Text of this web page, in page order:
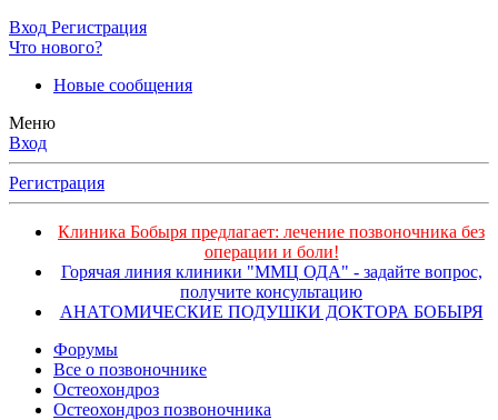
Вход Регистрация
Что нового?
Новые сообщения
Меню
Вход
Регистрация
Клиника Бобыря предлагает: лечение позвоночника без
операции и боли!
Горячая линия клиники "ММЦ ОДА" - задайте вопрос,
получите консультацию
АНАТОМИЧЕСКИЕ ПОДУШКИ ДОКТОРА БОБЫРЯ
Форумы
Все о позвоночнике
Остеохондроз
Остеохондроз позвоночника